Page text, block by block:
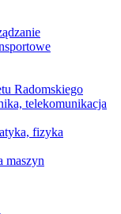
Radomskiego
telekomunikacja
fizyka
maszyn